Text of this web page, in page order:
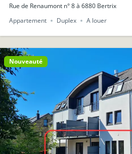
Rue de Renaumont n° 8 à 6880 Bertrix
Appartement
Duplex A louer
Nouveauté